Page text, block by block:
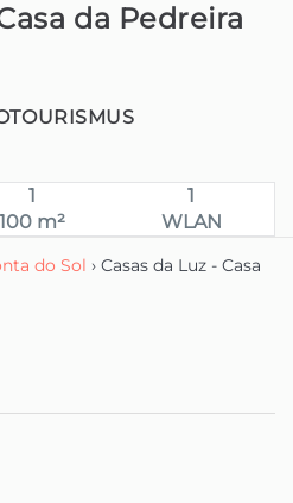
da Pedreira
1
1
100 m² WLAN
do Sol › Casas da Luz - Casa